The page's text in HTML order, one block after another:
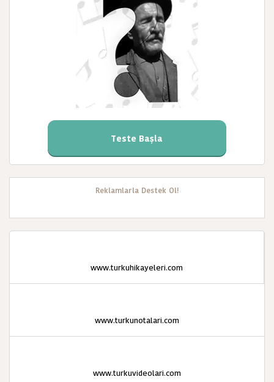
Teste Başla
Reklamlarla Destek Ol!
www.turkuhikayeleri.com
www.turkunotalari.com
www.turkuvideolari.com